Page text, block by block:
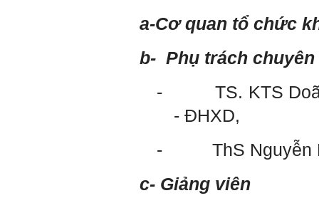
a-Cơ quan tổ chức
b- Phụ trách
-
TS. KTS
- ĐHXD,
-
ThS
c- Giảng viên